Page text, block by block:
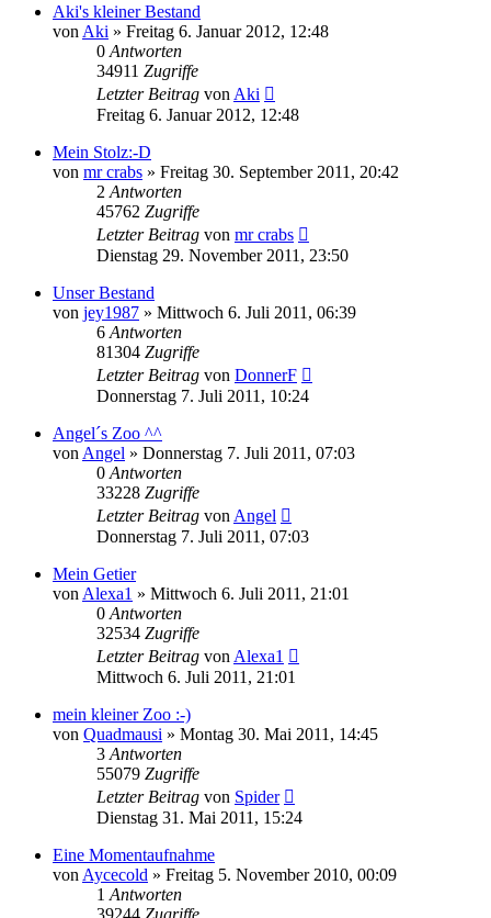
Aki's kleiner Bestand
von Aki » Freitag 6. Januar 2012, 12:48
0 Antworten
34911 Zugriffe
Letzter Beitrag von Aki
Freitag 6. Januar 2012, 12:48
Mein Stolz:-D
von mr crabs » Freitag 30. September 2011, 20:42
2 Antworten
45762 Zugriffe
Letzter Beitrag von mr crabs
Dienstag 29. November 2011, 23:50
Unser Bestand
von jey1987 » Mittwoch 6. Juli 2011, 06:39
6 Antworten
81304 Zugriffe
Letzter Beitrag von DonnerF
Donnerstag 7. Juli 2011, 10:24
Angel´s Zoo ^^
von Angel » Donnerstag 7. Juli 2011, 07:03
0 Antworten
33228 Zugriffe
Letzter Beitrag von Angel
Donnerstag 7. Juli 2011, 07:03
Mein Getier
von Alexa1 » Mittwoch 6. Juli 2011, 21:01
0 Antworten
32534 Zugriffe
Letzter Beitrag von Alexa1
Mittwoch 6. Juli 2011, 21:01
mein kleiner Zoo :-)
von Quadmausi » Montag 30. Mai 2011, 14:45
3 Antworten
55079 Zugriffe
Letzter Beitrag von Spider
Dienstag 31. Mai 2011, 15:24
Eine Momentaufnahme
von Aycecold » Freitag 5. November 2010, 00:09
1 Antworten
39244 Zugriffe